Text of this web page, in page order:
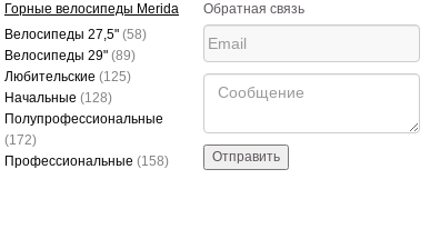
Горные велосипеды Merida
Велосипеды 27,5" (58)
Велосипеды 29" (89)
Любительские (125)
Начальные (128)
Полупрофессиональные
(172)
Профессиональные (158)
Обратная связь
Отправить